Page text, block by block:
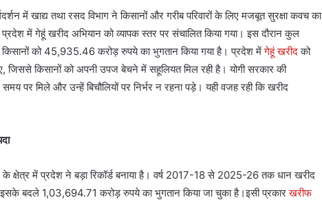
में खाद्य तथा रसद विभाग ने किसानों और गरीब परिवारों के लिए मजबूत सुरक्षा कवच का
में गेहूं खरीद अभियान को व्यापक स्तर पर संचालित किया गया। इस दौरान कुल
किसानों को 45,935.46 करोड़ रुपये का भुगतान किया गया है। प्रदेश मेंगेहूं खरीदको
किसानों को अपनी उपज बेचने में सहूलियत मिल रही है। योगी सरकार की
पर मिले और उन्हें बिचौलियों पर निर्भर न रहना पड़े। यही वजह रही कि खरीद
के क्षेत्र में प्रदेश ने बड़ा रिकॉर्ड बनाया है। वर्ष 2017-18 से 2025-26 तक धान खरीद
बदले 1,03,694.71 करोड़ रुपये का भुगतान किया जा चुका है।इसी प्रकारखरीफ